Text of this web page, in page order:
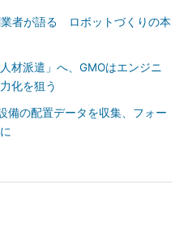
者が語る ロボットづくりの本
材派遣」へ、GMOはエンジニ
化を狙う
備の配置データを収集、フォー